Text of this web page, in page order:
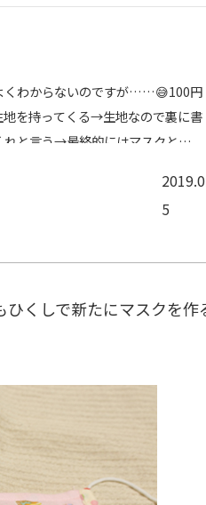
くわからないのですが……😅100円
を持ってくる→生地なので裏に書
れと言う→最終的にはマスクとい
5
くしで新たにマスクを作